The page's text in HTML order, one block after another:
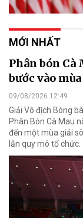
MỚI NHẤT
Phân bón Cà
bước vào
09/08/2026 12:49
Giải Vô địch Bóng
Phân Bón Cà Mau
đến một mùa giải
lẫn quy mô tổ chức.